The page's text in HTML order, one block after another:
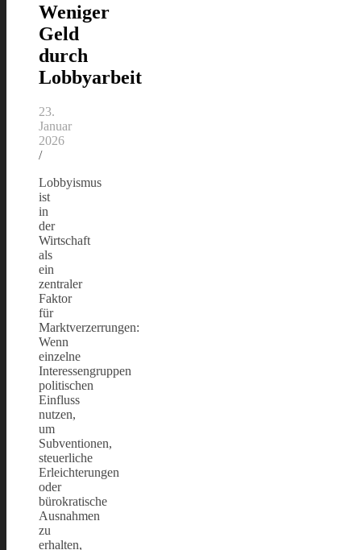
Weniger
Geld
durch
Lobbyarbeit
23.
Januar
2026
/
Lobbyismus
ist
in
der
Wirtschaft
als
ein
zentraler
Faktor
für
Marktverzerrungen:
Wenn
einzelne
Interessengruppen
politischen
Einfluss
nutzen,
um
Subventionen,
steuerliche
Erleichterungen
oder
bürokratische
Ausnahmen
zu
erhalten,